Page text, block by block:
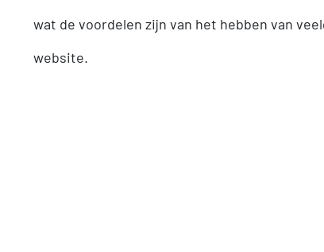
wat de voordelen zijn van het hebben van
website.